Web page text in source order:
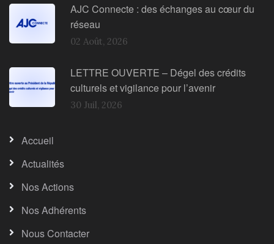
AJC Connecte : des échanges au cœur du
réseau
02 Août, 2026
LETTRE OUVERTE – Dégel des crédits
culturels et vigilance pour l’avenir
30 Juil, 2026
Accueil
Actualités
Nos Actions
Nos Adhérents
Nous Contacter